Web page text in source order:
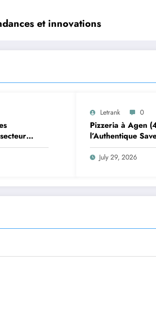
et innovations
Letrank 0
Pizzeria à Agen
l’Authentique
Trattoria Pasta
July 29, 2026